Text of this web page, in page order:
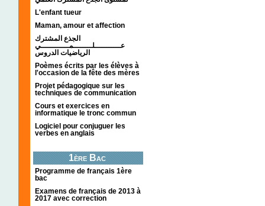
L'enfant tueur
Maman, amour et affection
الجذع المشترك
عـــــــــــلــــــــمــــــــــــي
الرياضيات الدروس
Poèmes écrits par les élèves à
l'occasion de la fête des mères
Projet pédagogique sur les
techniques de communication
Cours et exercices en
informatique le tronc commun
Logiciel pour conjuguer les
verbes en anglais
1ère Bac
Programme de français 1ère
bac
Examens de français de 2013 à
2017 avec correction